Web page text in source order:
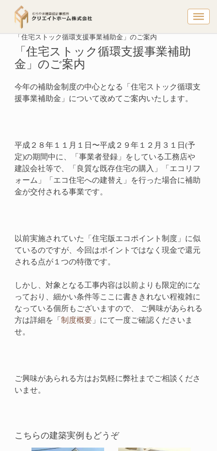
「住宅ス
トップページ
「住宅ストック循環支援事業補助金」のご案内
「住宅ストック循環支援事業補助
金」のご案内
今年の補助金制度の中心となる「住宅ストック循環支
援事業補助金」について改めてご案内いたします。
平成２８年１１月１日〜平成２９年１２月３１日(予
定)の期間中に、「事業者登録」をしている工務店や
建設会社等で、「良質な既存住宅の購入」「エコリフ
ォーム」「エコ住宅への建替え」を行った場合に補助
金が交付される事業です。
以前実施されていた「住宅版エコポイント制度」に似
ているのですが、今回はポイントではなく現金で還元
される点が１つの特徴です。
しかし、対象となる工事内容は以前よりも限定的にな
っており、細かい条件等ここに書ききれない程複雑に
なっている個所もございますので、 ご興味があられる
方は詳細を「 制度概要 」にて一度ご確認くださいま
せ。
ご興味があられる方はお気軽に弊社までご相談くださ
いませ。
こちらの建築実例もどうぞ